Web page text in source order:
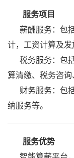
服务项目
薪酬服务：包括
计，工资计算及发
税务服务：包括
算清缴、税务咨询
财务服务：包括
纳服务等。
服务优势